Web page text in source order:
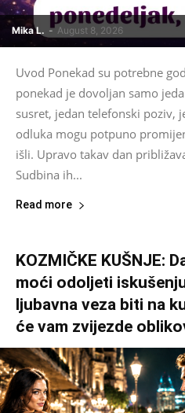
Mika L. - August 8, 2026
Uvod Ponekad su potrebne
ponekad je dovoljan samo
susret, jedan telefonski poziv,
odluka mogu potpuno
išli. Upravo takav dan
Sudbina ih...
Read more
KOZMIČKE KUŠNJE:
moći odoljeti
ljubavna veza biti na
će vam zvijezde